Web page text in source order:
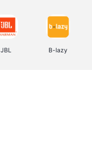
JBL B-lazy